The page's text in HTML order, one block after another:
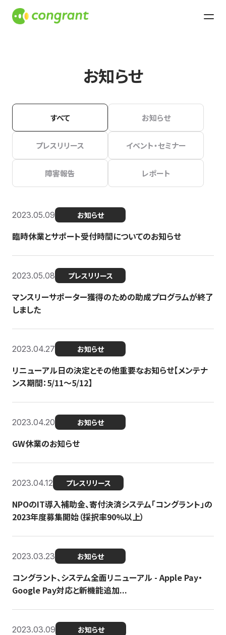
お知らせ
すべて お知らせ
プレスリリース イベント・セミナー
障害報告 レポート
2023.05.09 お知らせ
臨時休業とサポート受付時間についてのお知らせ
2023.05.08 プレスリリース
マンスリーサポーター獲得のための助成プログラムが終了
しました
2023.04.27 お知らせ
リニューアル日の決定とその他重要なお知らせ【メンテナ
ンス期間：5/11～5/12】
2023.04.20 お知らせ
GW休業のお知らせ
2023.04.12 プレスリリース
NPOのIT導入補助金、寄付決済システム「コングラント」の
2023年度募集開始（採択率90%以上）
2023.03.23 お知らせ
コングラント、システム全面リニューアル - Apple Pay・
Google Pay対応と新機能追加...
2023.03.09 お知らせ